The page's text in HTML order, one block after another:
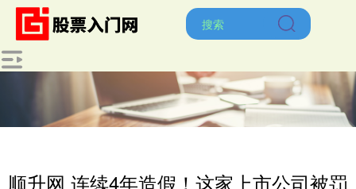
顺升网 连续4年造假！这家上市公司被罚